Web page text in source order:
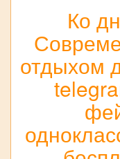
Ко
отдыхом